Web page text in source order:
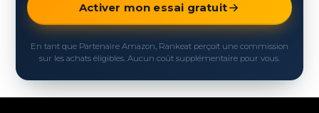
Activer mon essai gratuit
En tant que Partenaire Amazon, Rankeat perçoit une commission
sur les achats éligibles. Aucun coût supplémentaire pour vous.